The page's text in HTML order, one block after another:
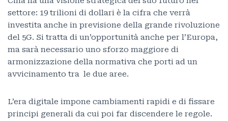
settore: 19 trilioni di dollari è la cifra che verrà
investita anche in previsione della grande rivoluzione
del 5G. Si tratta di un’opportunità anche per l’Europa,
ma sarà necessario uno sforzo maggiore di
armonizzazione della normativa che porti ad un
avvicinamento tra le due aree.
L’era digitale impone cambiamenti rapidi e di fissare
principi generali da cui poi far discendere le regole.